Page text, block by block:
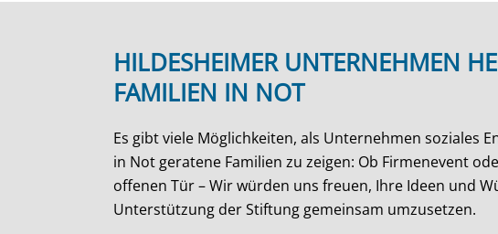
HILDESHEIMER UNTERNEHMEN
FAMILIEN IN NOT
Es gibt viele Möglichkeiten, als Unternehmen soziales
in Not geratene Familien zu zeigen: Ob Firmenevent
offenen Tür – Wir würden uns freuen, Ihre Ideen und
Unterstützung der Stiftung gemeinsam umzusetzen.